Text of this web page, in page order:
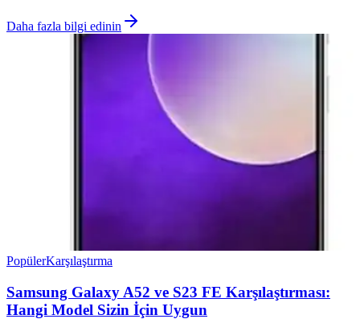
Daha fazla bilgi edinin
PopülerKarşılaştırma
Samsung Galaxy A52 ve S23 FE Karşılaştırması:
Hangi Model Sizin İçin Uygun